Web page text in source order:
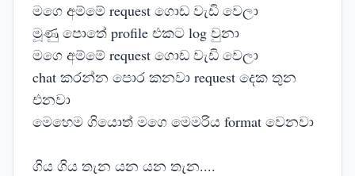
මගෙ අම්මේ request ගොඩ වැඩි වෙලා
මූණු පොතේ profile එකට log වුනා
මගෙ අම්මේ request ගොඩ වැඩි වෙලා
chat කරන්න පොර කනවා request දෙක තුන
එනවා
මෙහෙම ගියොත් මගෙ මෙමරිය format වෙනවා
ගිය ගිය තැන යන යන තැන....